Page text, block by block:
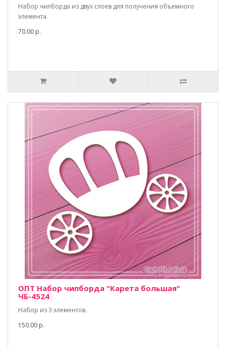
Набор чипборда из двух слоев для получения объемного
элемента.
70.00 р.
ОПТ Набор чипборда "Карета большая"
ЧБ-4524
Набор из 3 элементов.
150.00 р.